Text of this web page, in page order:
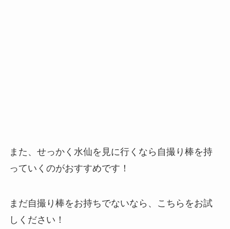
また、せっかく水仙を見に行くなら自撮り棒を持
っていくのがおすすめです！
まだ自撮り棒をお持ちでないなら、こちらをお試
しください！